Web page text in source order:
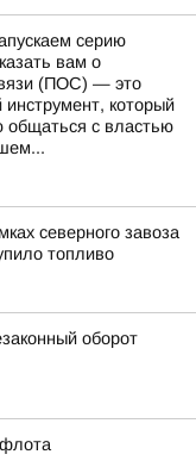
серию
вам о
(ПОС) — это
который
общаться с властью
северного завоза
топливо
оборот